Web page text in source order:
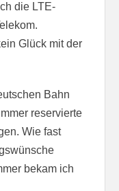
die LTE-
Glück mit der
Bahn
reservierte
Wie fast
bekam ich